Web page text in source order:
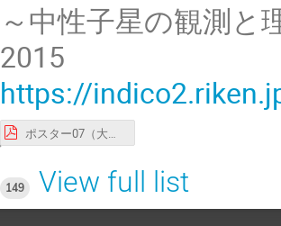
～中性子星の観測と
2015
https://
ポスター07（大野） 大野寛.pdf
149
View full list